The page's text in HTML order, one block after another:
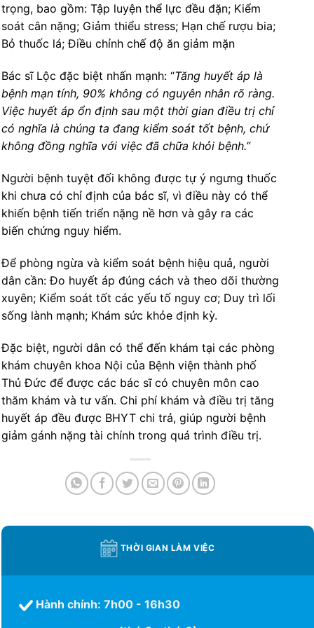
trọng, bao gồm: Tập luyện thể lực đều đặn; Kiểm
soát cân nặng; Giảm thiểu stress; Hạn chế rượu bia;
Bỏ thuốc lá; Điều chỉnh chế độ ăn giảm mặn
Bác sĩ Lộc đặc biệt nhấn mạnh: “Tăng huyết áp là
bệnh mạn tính, 90% không có nguyên nhân rõ ràng.
Việc huyết áp ổn định sau một thời gian điều trị chỉ
có nghĩa là chúng ta đang kiểm soát tốt bệnh, chứ
không đồng nghĩa với việc đã chữa khỏi bệnh.”
Người bệnh tuyệt đối không được tự ý ngưng thuốc
khi chưa có chỉ định của bác sĩ, vì điều này có thể
khiến bệnh tiến triển nặng nề hơn và gây ra các
biến chứng nguy hiểm.
Để phòng ngừa và kiểm soát bệnh hiệu quả, người
dân cần: Đo huyết áp đúng cách và theo dõi thường
xuyên; Kiểm soát tốt các yếu tố nguy cơ; Duy trì lối
sống lành mạnh; Khám sức khỏe định kỳ.
Đặc biệt, người dân có thể đến khám tại các phòng
khám chuyên khoa Nội của Bệnh viện thành phố
Thủ Đức để được các bác sĩ có chuyên môn cao
thăm khám và tư vấn. Chi phí khám và điều trị tăng
huyết áp đều được BHYT chi trả, giúp người bệnh
giảm gánh nặng tài chính trong quá trình điều trị.
THỜI GIAN LÀM VIỆC
Hành chính: 7h00 - 16h30